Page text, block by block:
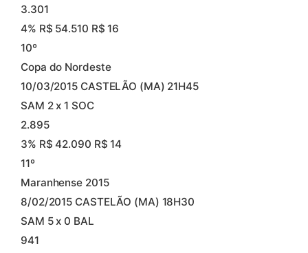
3.301
4% R$ 54.510 R$ 16
10º
Copa do Nordeste
10/03/2015 CASTELÃO (MA) 21H45
SAM 2 x 1 SOC
2.895
3% R$ 42.090 R$ 14
11º
Maranhense 2015
8/02/2015 CASTELÃO (MA) 18H30
SAM 5 x 0 BAL
941